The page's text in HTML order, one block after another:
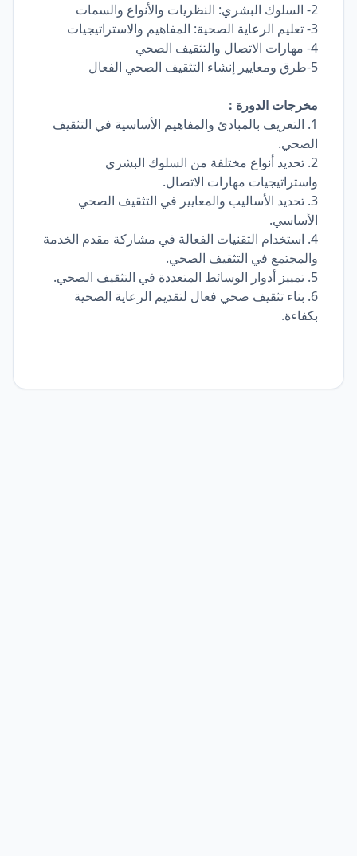
2- السلوك البشري: النظريات والأنواع والسمات
3- تعليم الرعاية الصحية: المفاهيم والاستراتيجيات
4- مهارات الاتصال والتثقيف الصحي
5-طرق ومعايير إنشاء التثقيف الصحي الفعال
مخرجات الدورة :
1. التعريف بالمبادئ والمفاهيم الأساسية في التثقيف
الصحي.
2. تحديد أنواع مختلفة من السلوك البشري
واستراتيجيات مهارات الاتصال.
3. تحديد الأساليب والمعايير في التثقيف الصحي
الأساسي.
4. استخدام التقنيات الفعالة في مشاركة مقدم الخدمة
والمجتمع في التثقيف الصحي.
5. تمييز أدوار الوسائط المتعددة في التثقيف الصحي.
6. بناء تثقيف صحي فعال لتقديم الرعاية الصحية
بكفاءة.